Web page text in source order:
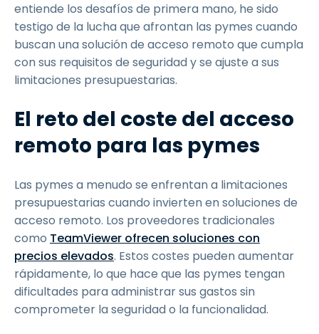
entiende los desafíos de primera mano, he sido
testigo de la lucha que afrontan las pymes cuando
buscan una solución de acceso remoto que cumpla
con sus requisitos de seguridad y se ajuste a sus
limitaciones presupuestarias.
El reto del coste del acceso
remoto para las pymes
Las pymes a menudo se enfrentan a limitaciones
presupuestarias cuando invierten en soluciones de
acceso remoto. Los proveedores tradicionales
como TeamViewer ofrecen soluciones con
precios elevados. Estos costes pueden aumentar
rápidamente, lo que hace que las pymes tengan
dificultades para administrar sus gastos sin
comprometer la seguridad o la funcionalidad.